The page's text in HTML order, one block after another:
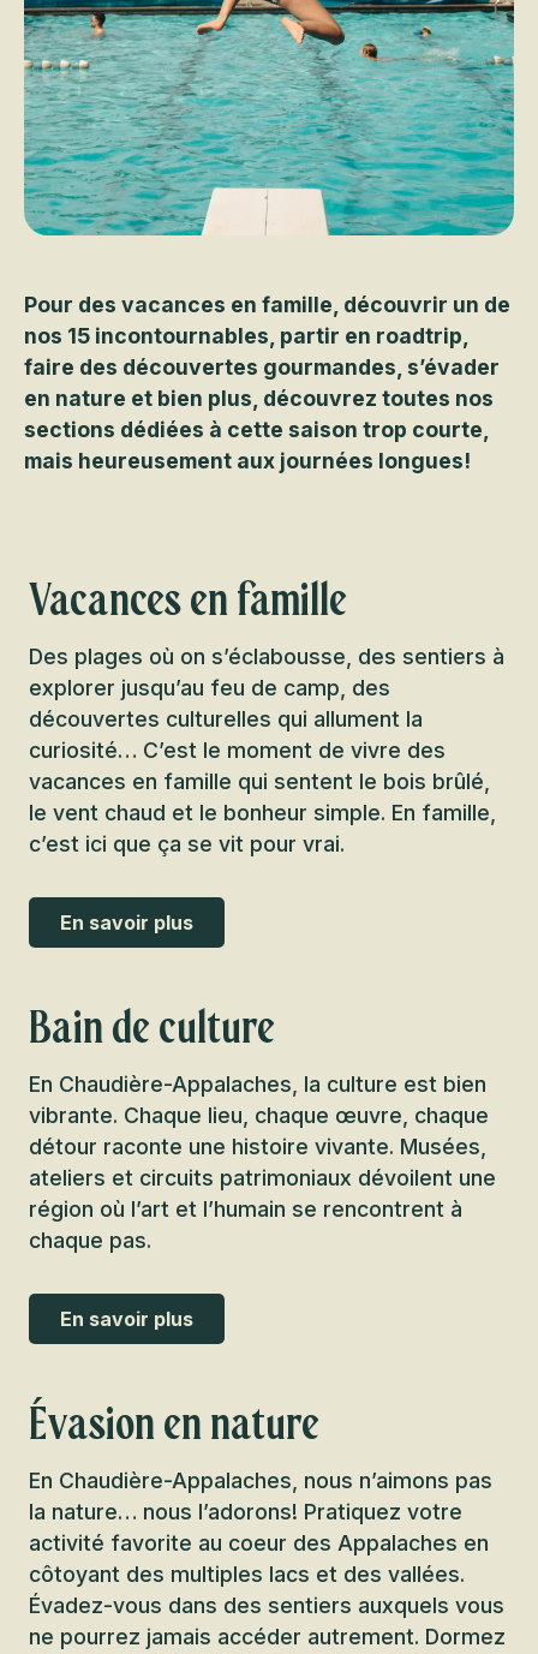
Pour des vacances en famille, découvrir un de
nos 15 incontournables, partir en roadtrip,
faire des découvertes gourmandes, s’évader
en nature et bien plus, découvrez toutes nos
sections dédiées à cette saison trop courte,
mais heureusement aux journées longues!
Vacances en famille
Des plages où on s’éclabousse, des sentiers à
explorer jusqu’au feu de camp, des
découvertes culturelles qui allument la
curiosité… C’est le moment de vivre des
vacances en famille qui sentent le bois brûlé,
le vent chaud et le bonheur simple. En famille,
c’est ici que ça se vit pour vrai.
En savoir plus
Bain de culture
En Chaudière-Appalaches, la culture est bien
vibrante. Chaque lieu, chaque œuvre, chaque
détour raconte une histoire vivante. Musées,
ateliers et circuits patrimoniaux dévoilent une
région où l’art et l’humain se rencontrent à
chaque pas.
En savoir plus
Évasion en nature
En Chaudière-Appalaches, nous n’aimons pas
la nature… nous l’adorons! Pratiquez votre
activité favorite au coeur des Appalaches en
côtoyant des multiples lacs et des vallées.
Évadez-vous dans des sentiers auxquels vous
ne pourrez jamais accéder autrement. Dormez